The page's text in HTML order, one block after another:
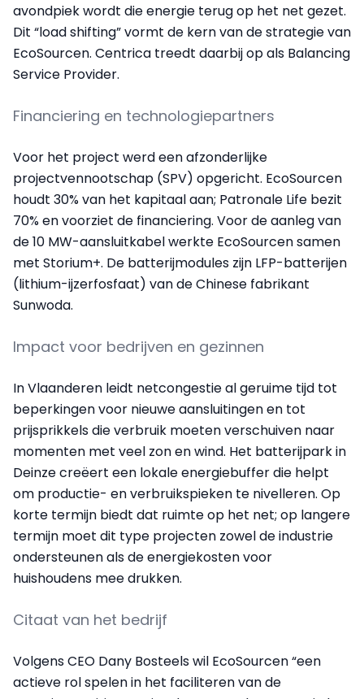
avondpiek wordt die energie terug op het net gezet.
Dit “load shifting” vormt de kern van de strategie van
EcoSourcen. Centrica treedt daarbij op als Balancing
Service Provider.
Financiering en technologiepartners
Voor het project werd een afzonderlijke
projectvennootschap (SPV) opgericht. EcoSourcen
houdt 30% van het kapitaal aan; Patronale Life bezit
70% en voorziet de financiering. Voor de aanleg van
de 10 MW-aansluitkabel werkte EcoSourcen samen
met Storium+. De batterijmodules zijn LFP-batterijen
(lithium-ijzerfosfaat) van de Chinese fabrikant
Sunwoda.
Impact voor bedrijven en gezinnen
In Vlaanderen leidt netcongestie al geruime tijd tot
beperkingen voor nieuwe aansluitingen en tot
prijsprikkels die verbruik moeten verschuiven naar
momenten met veel zon en wind. Het batterijpark in
Deinze creëert een lokale energiebuffer die helpt
om productie- en verbruikspieken te nivelleren. Op
korte termijn biedt dat ruimte op het net; op langere
termijn moet dit type projecten zowel de industrie
ondersteunen als de energiekosten voor
huishoudens mee drukken.
Citaat van het bedrijf
Volgens CEO Dany Bosteels wil EcoSourcen “een
actieve rol spelen in het faciliteren van de